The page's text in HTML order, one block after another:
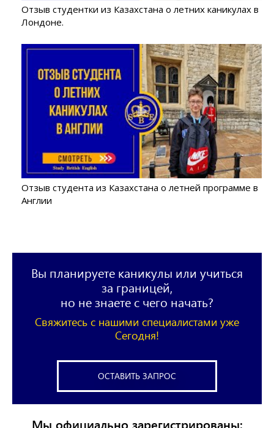
Отзыв студентки из Казахстана о летних каникулах в
Лондоне.
Отзыв студента из Казахстана о летней программе в
Англии
Вы планируете каникулы или учиться
за границей,
но не знаете с чего начать?
Свяжитесь с нашими специалистами уже
Сегодня!
ОСТАВИТЬ ЗАПРОС
Мы официально зарегистрированы: